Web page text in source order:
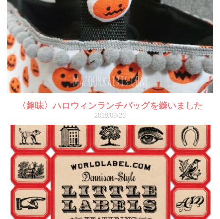
〈趣味〉ハロウィンランチバッグを縫いました
2019/09/26